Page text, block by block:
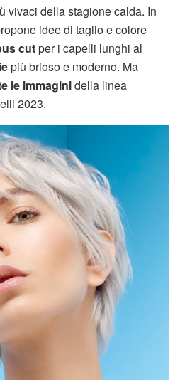
vivaci della stagione calda. In
idee di taglio e colore
cutper i capelli lunghi al
più brioso e moderno. Ma
le immaginidella linea
2023.